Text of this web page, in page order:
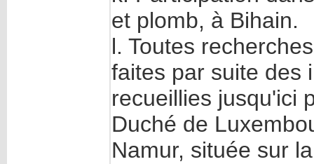
et plomb, à Bihain.
l. Toutes
faites par suite des
recueillies jusqu'ici
Duché de
Namur, située sur